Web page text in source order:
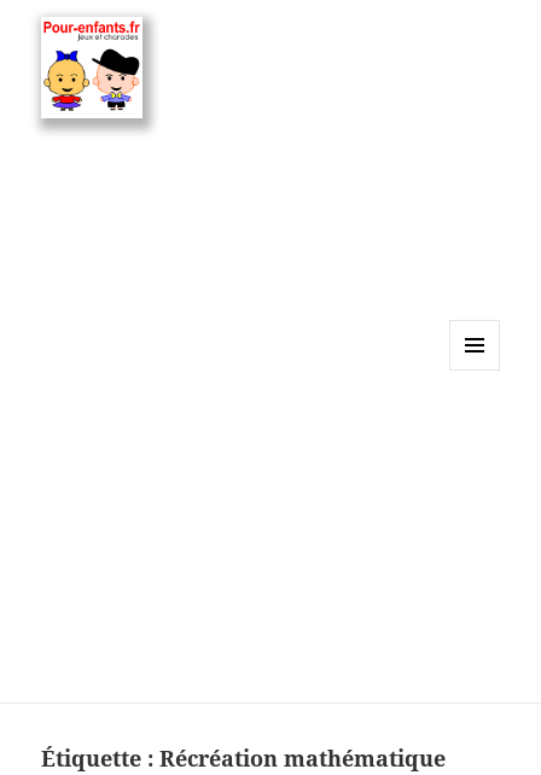
devinettes, pour enfants.
Étiquette :Récréation mathématique